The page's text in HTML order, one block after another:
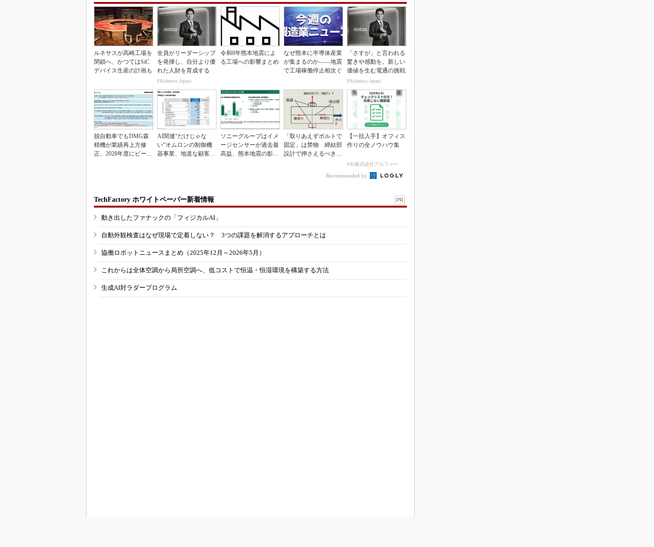
ルネサスが高崎工場を
閉鎖へ、かつてはSiC
デバイス生産の計画も
全員がリーダーシップ
を発揮し、自分より優
れた人財を育成する
PR(dentsu Japan)
令和8年熊本地震によ
る工場への影響まとめ
なぜ熊本に半導体産業
が集まるのか――地震
で工場稼働停止相次ぐ
「さすが」と言われる
驚きや感動を。新しい
価値を生む電通の挑戦
PR(dentsu Japan)
脱自動車でもDMG森
精機が業績再上方修
正、2028年度にピーク
AI関連“だけじゃな
い”オムロンの制御機
器事業、地道な顧客基
ソニーグループはイメ
ージセンサーが過去最
高益、熊本地震の影響
「取りあえずボルトで
固定」は禁物 締結部
設計で押さえるべき基
【一括入手】オフィス
作りの全ノウハウ集
Recommended by
TechFactory ホワイトペーパー新着情報 PR
動き出したファナックの「フィジカルAI」
自動外観検査はなぜ現場で定着しない？ 3つの課題を解消するアプローチとは
協働ロボットニュースまとめ（2025年12月～2026年5月）
これからは全体空調から局所空調へ、低コストで恒温・恒湿環境を構築する方法
生成AI対ラダープログラム